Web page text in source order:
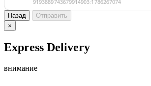
Назад
Отправить
×
Express Delivery
внимание